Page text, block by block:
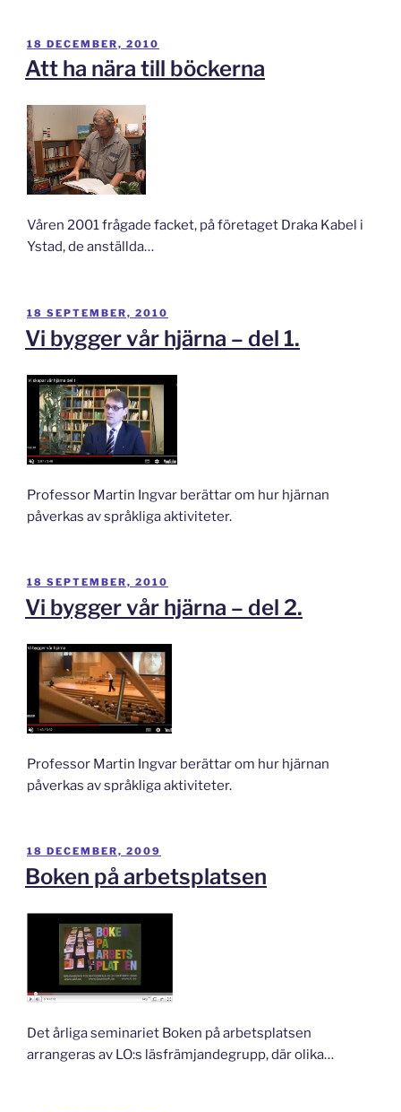
PUBLICERAT
18 DECEMBER, 2010
Att ha nära till böckerna
Våren 2001 frågade facket, på företaget Draka Kabel i
Ystad, de anställda…
PUBLICERAT
18 SEPTEMBER, 2010
Vi bygger vår hjärna – del 1.
Professor Martin Ingvar berättar om hur hjärnan
påverkas av språkliga aktiviteter.
PUBLICERAT
18 SEPTEMBER, 2010
Vi bygger vår hjärna – del 2.
Professor Martin Ingvar berättar om hur hjärnan
påverkas av språkliga aktiviteter.
PUBLICERAT
18 DECEMBER, 2009
Boken på arbetsplatsen
Det årliga seminariet Boken på arbetsplatsen
arrangeras av LO:s läsfrämjandegrupp, där olika…